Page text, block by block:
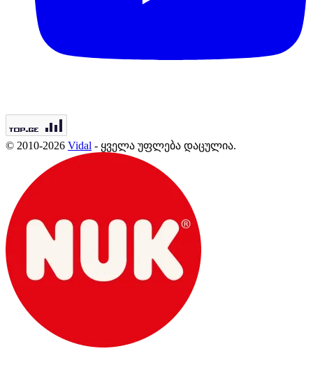
© 2010-2026 Vidal - ყველა უფლება დაცულია.